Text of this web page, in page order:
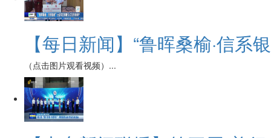
【每日新闻】“鲁晖桑榆·信
（点击图片观看视频）...